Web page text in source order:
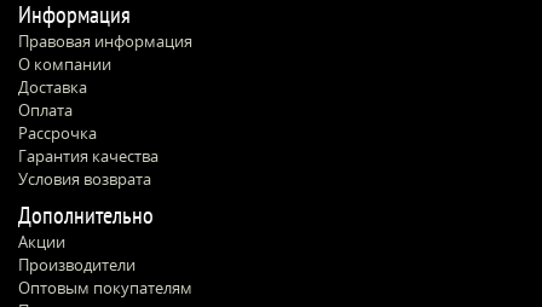
Информация
Правовая информация
О компании
Доставка
Оплата
Рассрочка
Гарантия качества
Условия возврата
Дополнительно
Акции
Производители
Оптовым покупателям